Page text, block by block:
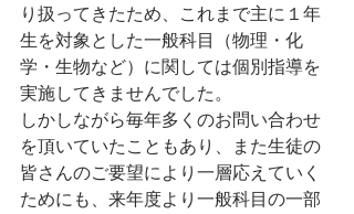
り扱ってきたため、これまで主に１年
生を対象とした一般科目（物理・化
学・生物など）に関しては個別指導を
実施してきませんでした。
しかしながら毎年多くのお問い合わせ
を頂いていたこともあり、また生徒の
皆さんのご要望により一層応えていく
ためにも、来年度より一般科目の一部